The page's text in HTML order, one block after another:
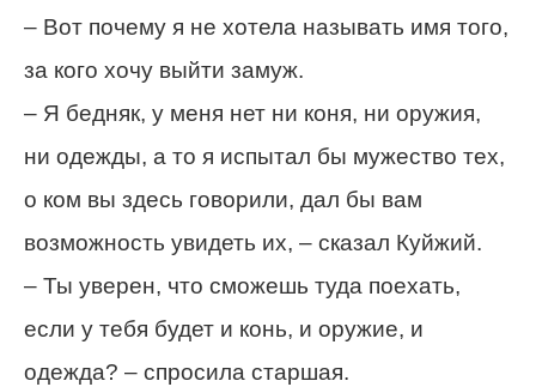
– Вот почему я не хотела называть имя того,
за кого хочу выйти замуж.
– Я бедняк, у меня нет ни коня, ни оружия,
ни одежды, а то я испытал бы мужество тех,
о ком вы здесь говорили, дал бы вам
возможность увидеть их, – сказал Куйжий.
– Ты уверен, что сможешь туда поехать,
если у тебя будет и конь, и оружие, и
одежда? – спросила старшая.